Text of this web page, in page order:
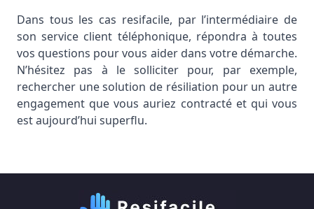
Dans tous les cas resifacile, par l’intermédiaire de
son service client téléphonique, répondra à toutes
vos questions pour vous aider dans votre démarche.
N’hésitez pas à le solliciter pour, par exemple,
rechercher une solution de résiliation pour un autre
engagement que vous auriez contracté et qui vous
est aujourd’hui superflu.